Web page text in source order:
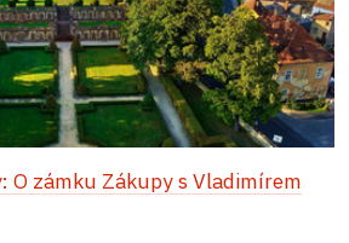
O zámku Zákupy s Vladimírem